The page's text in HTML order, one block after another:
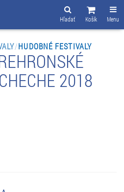
Menu
Košík
Hľadať
/HUDOBNÉ FESTIVALY
2018